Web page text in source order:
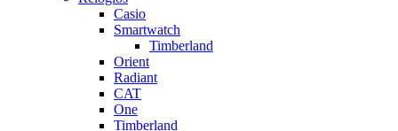
Casio
Smartwatch
Timberland
Orient
Radiant
CAT
One
Timberland